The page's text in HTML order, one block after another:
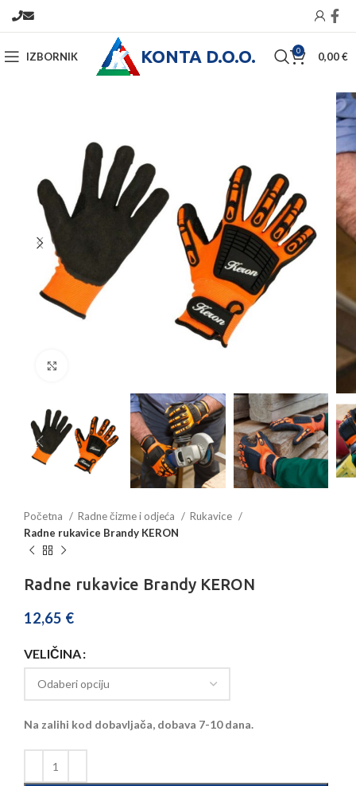
IZBORNIK KONTA D.O.O. 0 0,00€
Početna Radne čizme i odjeća
Rukavice
Radne rukavice Brandy KERON
Radne rukavice Brandy KERON
12,65 €
VELIČINA
Na zalihi kod dobavljača, dobava 7-10 dana.